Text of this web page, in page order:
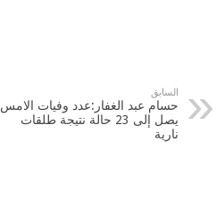
السابق
حسام عبد الغفار:عدد وفيات الامس
يصل إلى 23 حالة نتيجة طلقات
نارية